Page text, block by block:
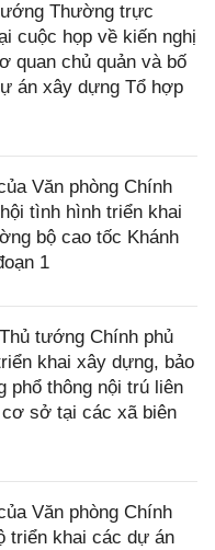
Thường trực
cuộc họp về kiến nghị
quan chủ quản và bố
án xây dựng Tổ hợp
Văn phòng Chính
tình hình triển khai
bộ cao tốc Khánh
1
tướng Chính phủ
khai xây dựng, bảo
phổ thông nội trú liên
sở tại các xã biên
Văn phòng Chính
triển khai các dự án